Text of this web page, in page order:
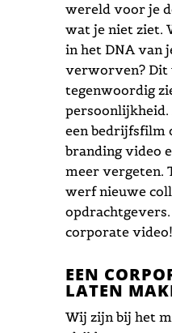
wereld voor je
wat je niet ziet.
in het DNA van
verworven? Dit
tegenwoordig
een bedrijfsfilm
branding video
meer vergeten.
werf nieuwe
corporate video!
EEN
LATEN
Wij zijn bij het